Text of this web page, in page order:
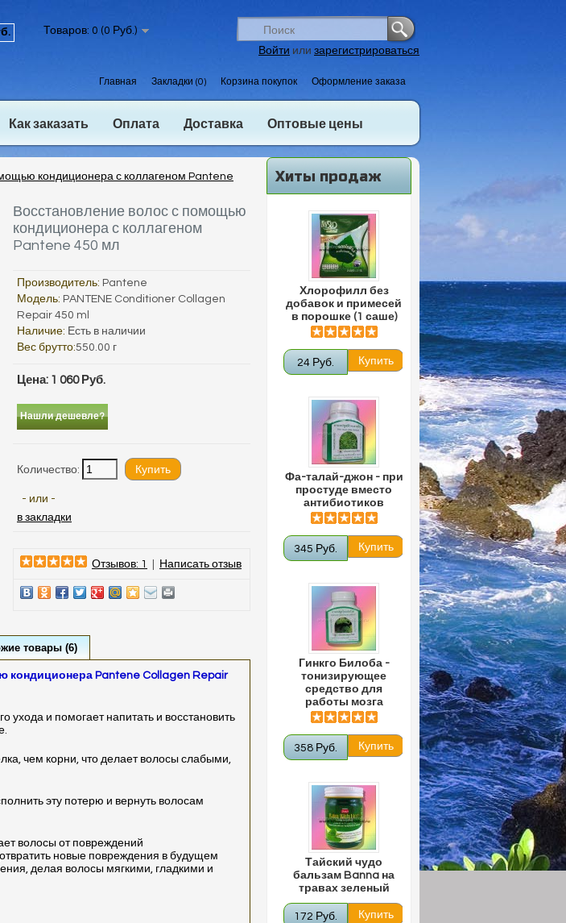
Товаров: 0 (0 Руб.)
Войти или зарегистрироваться
Главная Закладки (0) Корзина покупок Оформление заказа
Как заказать Оплата Доставка Оптовые цены
Хиты продаж
Хлорофилл без
добавок и примесей
в порошке (1 саше)
24 Руб.
Фа-талай-джон - при
простуде вместо
антибиотиков
345 Руб.
Гинкго Билоба -
тонизирующее
средство для
работы мозга
358 Руб.
Тайский чудо
бальзам Banna на
травах зеленый
172 Руб.
кондиционера с коллагеном Pantene
Восстановление волос с помощью
кондиционера с коллагеном
Pantene 450 мл
Производитель: Pantene
Модель: PANTENE Conditioner Collagen
Repair 450 ml
Наличие: Есть в наличии
Вес брутто:550.00 г
Цена: 1 060 Руб.
Нашли дешевле?
Количество:
- или -
в закладки
Отзывов: 1 Написать отзыв
товары (6)
кондиционера Pantene Collagen Repair
ухода и помогает напитать и восстановить
чем корни, что делает волосы слабыми,
эту потерю и вернуть волосам
волосы от повреждений
новые повреждения в будущем
делая волосы мягкими, гладкими и